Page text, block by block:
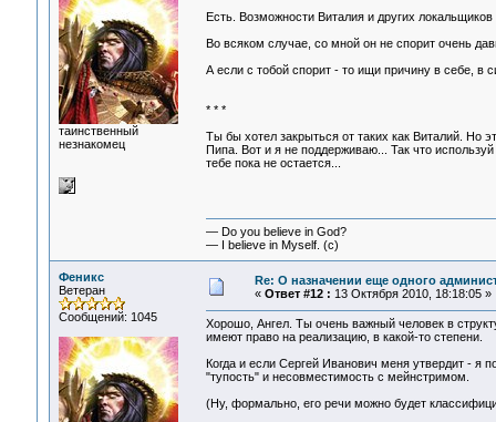
таинственный
незнакомец
Есть. Возможности Виталия и других
Во всяком случае, со мной он не спорит очень
А если с тобой спорит - то ищи причину в себе, в
* * *
Ты бы хотел закрыться от таких как Виталий. Но
Пипа. Вот и я не поддерживаю... Так что
тебе пока не остается...
— Do you believe in God?
— I believe in Myself. (c)
Феникс
Ветеран
Сообщений: 1045
Re: О назначении еще одного
« Ответ #12 : 13 Октября 2010, 18:18:05 »
Хорошо, Ангел. Ты очень важный человек в
имеют право на реализацию, в какой-то степени.
Когда и если Сергей Иванович меня утвердит - я
"тупость" и несовместимость с мейнстримом.
(Ну, формально, его речи можно будет